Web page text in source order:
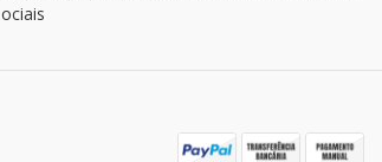
ociais